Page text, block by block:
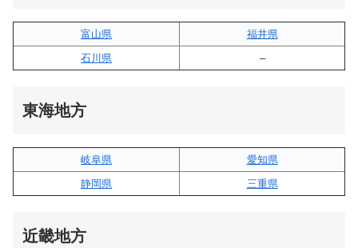
富山県
福井県
石川県
–
東海地方
岐阜県
愛知県
静岡県
三重県
近畿地方